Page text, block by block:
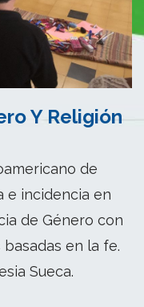
Y Religión
de
e incidencia en
de Género con
en la fe.
Sueca.